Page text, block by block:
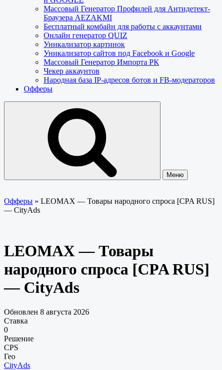
Массовый Генератор Профилей для Антидетект-
Браузера AEZAKMI
Бесплатный комбайн для работы с аккаунтами
Онлайн генератор QUIZ
Уникализатор картинок
Уникализатор сайтов под Facebook и Google
Массовый Генератор Импорта РК
Чекер аккаунтов
Народная база IP-адресов ботов и FB-модераторов
Офферы
Меню
Офферы » LEOMAX — Товары народного спроса [CPA RUS]
— CityAds
LEOMAX — Товары
народного спроса [CPA RUS]
— CityAds
Обновлен 8 августа 2026
Ставка
0
Решение
CPS
Гео
CityAds